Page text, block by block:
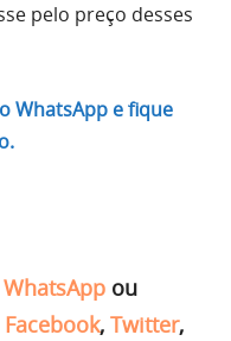
pelo preço desses
WhatsApp e fique
WhatsApp ou
Facebook, Twitter,